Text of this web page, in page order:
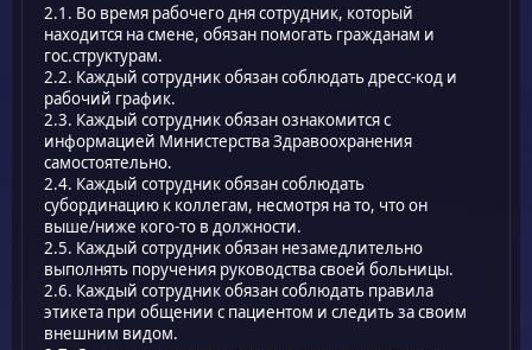
2.1. Во время рабочего дня сотрудник, который
находится на смене, обязан помогать гражданам и
гос.структурам.
2.2. Каждый сотрудник обязан соблюдать дресс-код и
рабочий график.
2.3. Каждый сотрудник обязан ознакомится с
информацией Министерства Здравоохранения
самостоятельно.
2.4. Каждый сотрудник обязан соблюдать
субординацию к коллегам, несмотря на то, что он
выше/ниже кого-то в должности.
2.5. Каждый сотрудник обязан незамедлительно
выполнять поручения руководства своей больницы.
2.6. Каждый сотрудник обязан соблюдать правила
этикета при общении с пациентом и следить за своим
внешним видом.